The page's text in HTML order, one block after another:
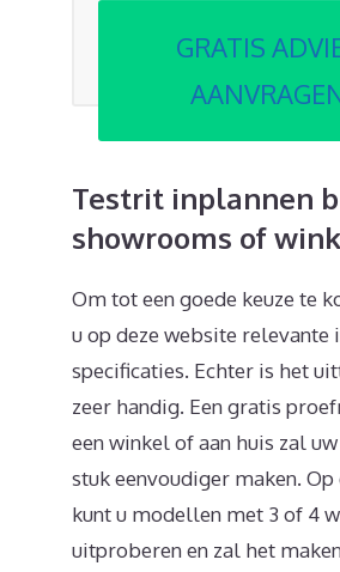
GRATIS
Testrit inplannen
showrooms of
Om tot een goede keuze te
u op deze website relevante
specificaties. Echter is het
zeer handig. Een gratis
een winkel of aan huis zal uw
stuk eenvoudiger maken.
kunt u modellen met 3 of 4
uitproberen en zal het